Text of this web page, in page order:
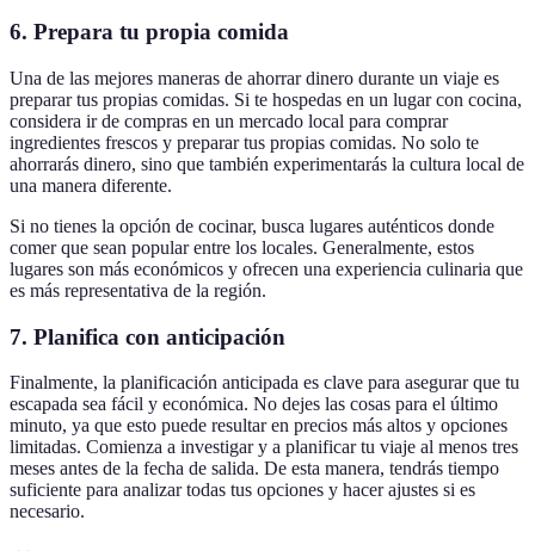
6. Prepara tu propia comida
Una de las mejores maneras de ahorrar dinero durante un viaje es
preparar tus propias comidas. Si te hospedas en un lugar con cocina,
considera ir de compras en un mercado local para comprar
ingredientes frescos y preparar tus propias comidas. No solo te
ahorrarás dinero, sino que también experimentarás la cultura local de
una manera diferente.
Si no tienes la opción de cocinar, busca lugares auténticos donde
comer que sean popular entre los locales. Generalmente, estos
lugares son más económicos y ofrecen una experiencia culinaria que
es más representativa de la región.
7. Planifica con anticipación
Finalmente, la planificación anticipada es clave para asegurar que tu
escapada sea fácil y económica. No dejes las cosas para el último
minuto, ya que esto puede resultar en precios más altos y opciones
limitadas. Comienza a investigar y a planificar tu viaje al menos tres
meses antes de la fecha de salida. De esta manera, tendrás tiempo
suficiente para analizar todas tus opciones y hacer ajustes si es
necesario.